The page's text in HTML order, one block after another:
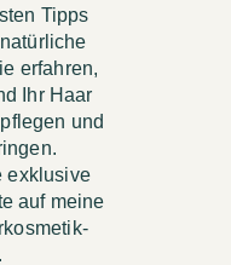
Tipps
erfahren,
Ihr Haar
und
exklusive
auf meine